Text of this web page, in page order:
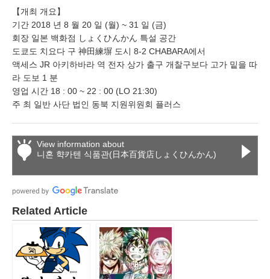
【개최 개요】
기간 2018 년 8 월 20 일 (월) ~ 31 일 (금)
회장 일본 백화점 しょくひんかん 특설 공간
도쿄도 치요다 구 神田練塀 도시 8-2 CHABARA에서
액세스 JR 아키하바라 역 전자 상가 출구 개찰구보다 고가 밑을 따
라 도보 1 분
영업 시간 18 : 00 ~ 22 : 00 (LO 21:30)
주 최 일반 사단 법인 동북 지원위원회 플러스
View information about
니혼 햑카텐 식품관(日本百貨店しょくひんかん)
Related Article